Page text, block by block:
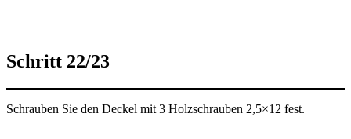
Schritt 22/23
Schrauben Sie den Deckel mit 3 Holzschrauben 2,5×12 fest.